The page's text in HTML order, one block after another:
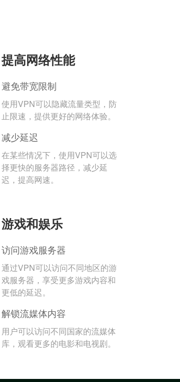
提高网络性能
避免带宽限制
使用VPN可以隐藏流量类型，防
止限速，提供更好的网络体验。
减少延迟
在某些情况下，使用VPN可以选
择更快的服务器路径，减少延
迟，提高网速。
游戏和娱乐
访问游戏服务器
通过VPN可以访问不同地区的游
戏服务器，享受更多游戏内容和
更低的延迟。
解锁流媒体内容
用户可以访问不同国家的流媒体
库，观看更多的电影和电视剧。